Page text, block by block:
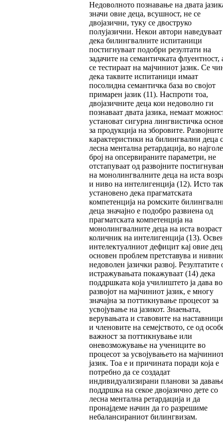
Недоволното познавање на двата
значи овие деца, всушност, не се
двојазични, туку се двоструко
полујазични. Некои автори наведуваат
дека билингвалните испитаници
постигнуваат подобри резултати на
задачите на семантичката флуентност,
се тестираат на мајчиниот јазик. Се
дека таквите испитаници имаат
посолидна семантичка база во својот
примарен јазик (11). Наспроти тоа,
двојазичните деца кои недоволно ги
познаваат двата јазика, немаат
установат сигурна лингвистичка
за продукција на зборовите. Развојните
карактеристики на билингвални деца
лесна ментална ретардација, во
број на опсервираните параметри, не
отстапуваат од развојните
на монолингвалните деца на иста
и ниво на интелигенција (12). Исто
установено дека прагматската
компетенција на ромските
деца значајно е подобро развиена од
прагматската компетенција на
монолингвалните деца на иста
количник на интелигенција (13).
интелектуалниот дефицит кај овие
основен проблем претставува и
недоволен јазички развој. Резултатите
истражувањата покажуваат (14) дека
поддршката која училиштето ја дава во
развојот на мајчиниот јазик, е многу
значајна за поттикнување процесот за
усвојување на јазикот. Знаењата,
верувањата и ставовите на
и членовите на семејството, се од
важност за поттикнување или
оневозможување на учениците во
процесот за усвојувањето на
јазик. Тоа е и причината поради која е
потребно да се создадат
индивидуализирани планови за
поддршка на секое двојазично дете со
лесна ментална ретардација и да
пронајдеме начин да го разрешиме
небалансираниот билингвизам.